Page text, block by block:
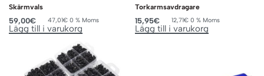
Skärmvals
59,00€ 47,01€ 0 % Moms
Lägg till i varukorg
Torkarmsavdragare
15,95€ 12,71€ 0 % Moms
Lägg till i varukorg